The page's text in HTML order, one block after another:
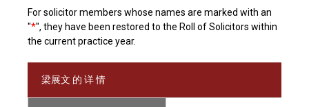
For solicitor members whose names are marked with an
"*", they have been restored to the Roll of Solicitors within
the current practice year.
梁展文 的 详 情